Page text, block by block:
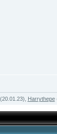
Harrythepe